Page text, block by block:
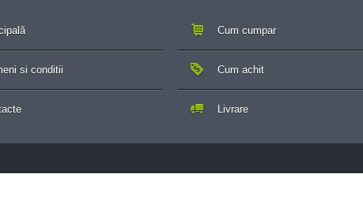
Cum cumpar
Cum achit
Livrare
si conditii